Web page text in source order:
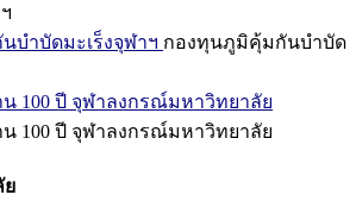
บำบัดมะเร็งจุฬาฯ กองทุนภูมิคุ้มกันบำบัด
100 ปี จุฬาลงกรณ์มหาวิทยาลัย
100 ปี จุฬาลงกรณ์มหาวิทยาลัย
ย